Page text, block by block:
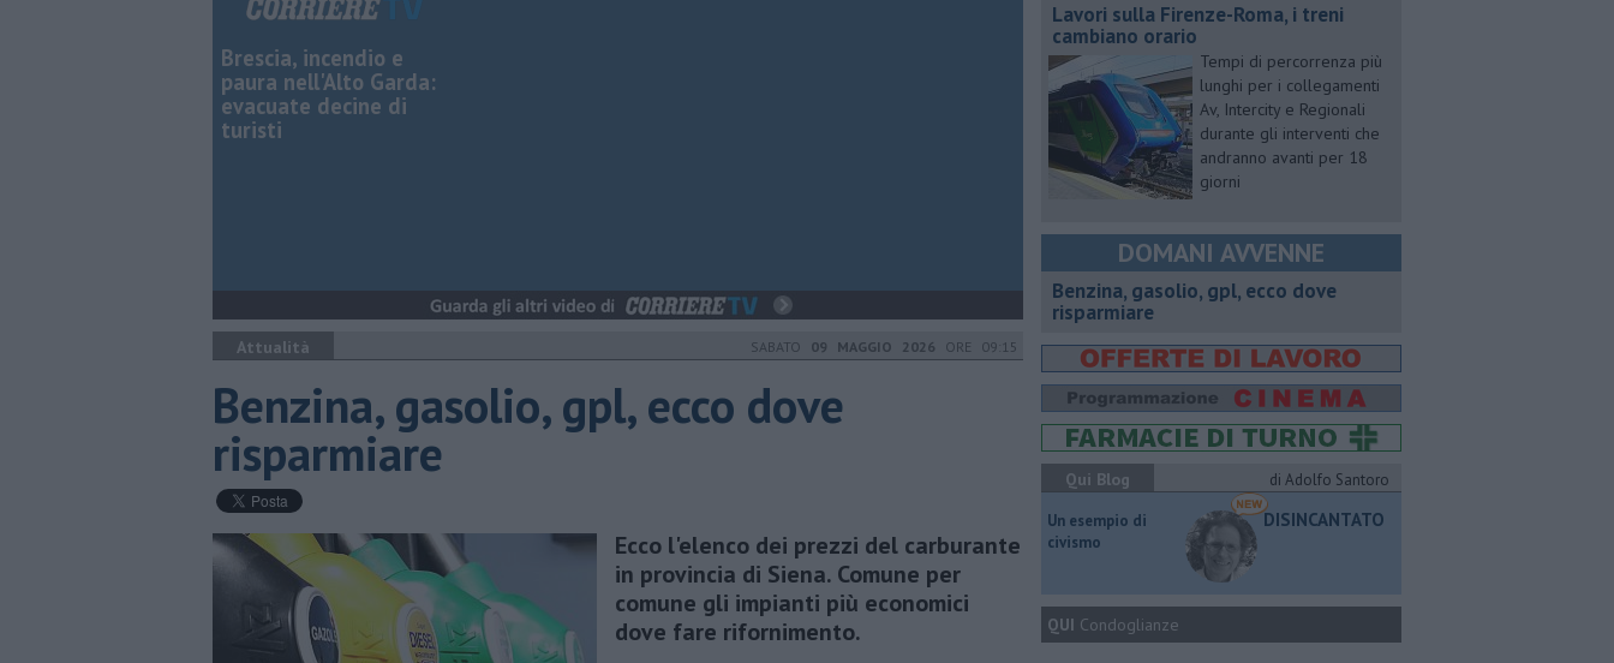
Brescia, incendio e
paura nell'Alto Garda:
evacuate decine di
turisti
Attualità SABATO 09 MAGGIO 2026 ORE 09:15
Benzina, gasolio, gpl, ecco dove
risparmiare
Ecco l'elenco dei prezzi del carburante
in provincia di Siena. Comune per
comune gli impianti più economici
dove fare rifornimento.
Lavori sulla Firenze-Roma, i treni
cambiano orario
Tempi di percorrenza più
lunghi per i collegamenti
Av, Intercity e Regionali
durante gli interventi che
andranno avanti per 18
giorni
DOMANI AVVENNE
​Benzina, gasolio, gpl, ecco dove
risparmiare
Qui Blog
di Adolfo Santoro
​Un esempio di
civismo
DISINCANTATO
QUI Condoglianze